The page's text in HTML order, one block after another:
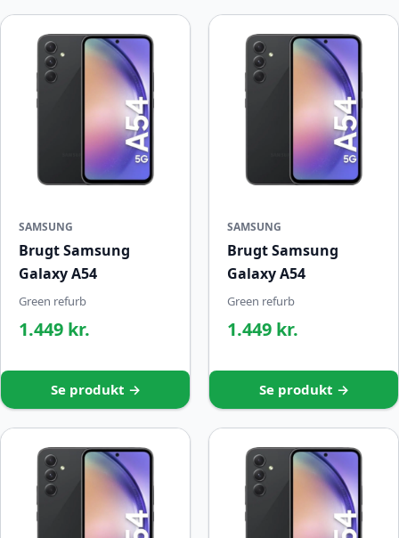
SAMSUNG
Brugt Samsung
Galaxy A54
Green refurb
1.449 kr.
Se produkt →
SAMSUNG
Brugt Samsung
Galaxy A54
Green refurb
1.449 kr.
Se produkt →